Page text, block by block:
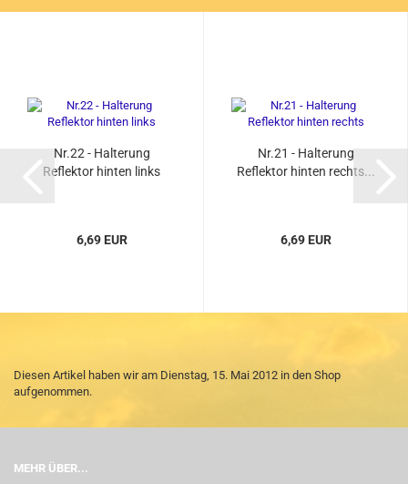
Nr.22 - Halterung
Reflektor hinten links
6,69 EUR
Nr.21 - Halterung
Reflektor hinten rechts...
6,69 EUR
Diesen Artikel haben wir am Dienstag, 15. Mai 2012 in den Shop
aufgenommen.
MEHR ÜBER...